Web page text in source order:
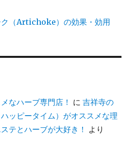
ク（Artichoke）の効果・効用
なハーブ専門店！ に吉祥寺の
ッピータイム）がオススメな理
テとハーブが大好き！
より